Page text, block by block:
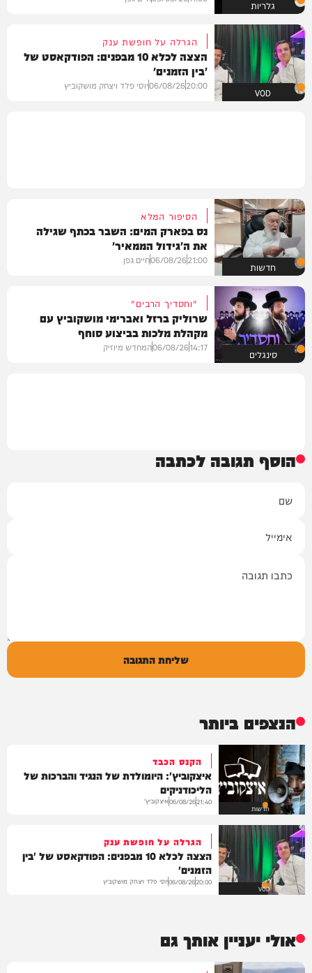
גלריות
VOD
הגרלה על חופשת ענק
הצצה לכלא 10 מבפנים: הפודקאסט של
'בין הזמנים'
20:00
06/08/26יוסי פלד ויצחק מושקוביץ
חדשות
הסיפור המלא
נס בפארק המים: השבר בכתף שגילה
את ה'גידול הממאיר'
21:00
06/08/26חיים גפן
סינגלים
"וחסדיך הרבים"
שרוליק ברזל ואברימי מושקוביץ עם
מקהלת מלכות בביצוע סוחף
14:17
06/08/26המחדש מיוזיק
הוסף תגובה לכתבה
שליחת התגובה
הנצפים ביותר
חדשות
הקנס הכבד
איצקוביץ': היומולדת של הנגיד והברכות של
הליכודניקים
21:40
06/08/26איצקוביץ'
VOD
הגרלה על חופשת ענק
הצצה לכלא 10 מבפנים: הפודקאסט של 'בין
הזמנים'
20:00
06/08/26יוסי פלד ויצחק מושקוביץ
אולי יעניין אותך גם